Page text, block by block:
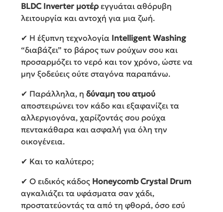
BLDC Inverter μοτέρεγγυάται αθόρυβη
λειτουργία και αντοχή για μια ζωή.
✔ Η έξυπνη τεχνολογία Intelligent Washing
“διαβάζει” το βάρος των ρούχων σου και
προσαρμόζει το νερό και τον χρόνο, ώστε να
μην ξοδεύεις ούτε σταγόνα παραπάνω.
✔ Παράλληλα, η δύναμη του ατμού
αποστειρώνει τον κάδο και εξαφανίζει τα
αλλεργιογόνα, χαρίζοντάς σου ρούχα
πεντακάθαρα και ασφαλή για όλη την
οικογένεια.
✔ Και το καλύτερο;
✔ Ο ειδικός κάδος Honeycomb Crystal Drum
αγκαλιάζει τα υφάσματα σαν χάδι,
προστατεύοντάς τα από τη φθορά, όσο εσύ